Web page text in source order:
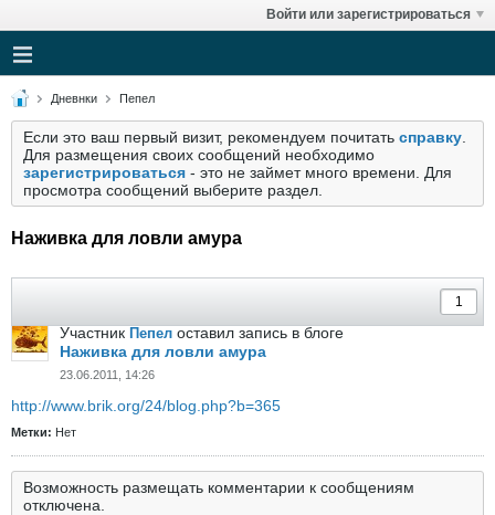
Войти или зарегистрироваться
Дневнки Пепел
Если это ваш первый визит, рекомендуем почитать справку
Для размещения своих сообщений необходимо
зарегистрироваться - это не займет много времени. Для
просмотра сообщений выберите раздел.
Наживка для ловли амура
Участник Пепел оставил запись в блоге
Наживка для ловли амура
23.06.2011, 14:26
http://www.brik.org/24/blog.php?b=365
Метки: Нет
Возможность размещать комментарии к сообщениям
отключена.